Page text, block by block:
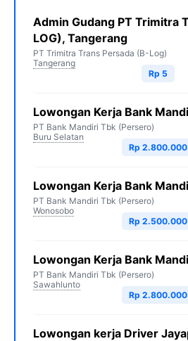
Admin Gudang PT Trimitra
LOG), Tangerang
PT Trimitra Trans Persada (B-Log)
Tangerang
Rp 5
Lowongan Kerja Bank
PT Bank Mandiri Tbk (Persero)
Buru Selatan
Rp 2.800.000
Lowongan Kerja Bank
PT Bank Mandiri Tbk (Persero)
Wonosobo
Rp 2.500.000
Lowongan Kerja Bank
PT Bank Mandiri Tbk (Persero)
Sawahlunto
Rp 2.800.000
Lowongan kerja Driver